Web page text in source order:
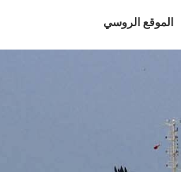
الموقع الروسي